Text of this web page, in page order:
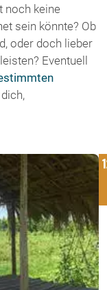
noch keine
sein könnte? Ob
oder doch lieber
leisten? Eventuell